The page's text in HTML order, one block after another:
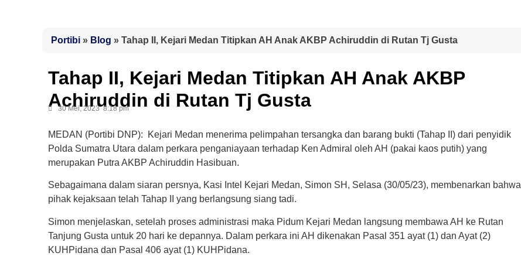
Portibi » Blog » Tahap II, Kejari Medan Titipkan AH Anak AKBP Achiruddin di Rutan Tj Gusta
Tahap II, Kejari Medan Titipkan AH Anak AKBP
Achiruddin di Rutan Tj Gusta
30 Mei, 2023 8:18 pm
MEDAN (Portibi DNP):
Kejari Medan menerima pelimpahan tersangka dan barang bukti (Tahap II) dari penyidik
Polda Sumatra Utara dalam perkara penganiayaan terhadap Ken Admiral oleh AH (pakai kaos putih) yang
merupakan Putra AKBP Achiruddin Hasibuan.
Sebagaimana dalam siaran persnya, Kasi Intel Kejari Medan, Simon SH, Selasa (30/05/23), membenarkan bahwa
pihak kejaksaan telah Tahap II yang berlangsung siang tadi.
Simon menjelaskan, setelah proses administrasi maka Pidum Kejari Medan langsung membawa AH ke Rutan
Tanjung Gusta untuk 20 hari ke depannya. Dalam perkara ini AH dikenakan Pasal 351 ayat (1) dan Ayat (2)
KUHPidana dan Pasal 406 ayat (1) KUHPidana.